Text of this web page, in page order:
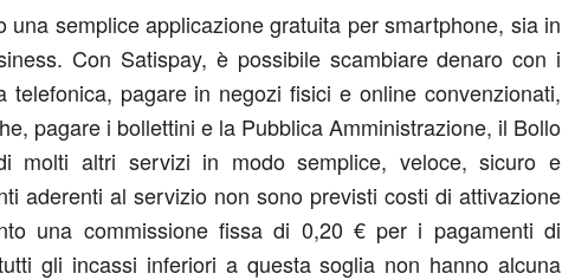
una semplice applicazione gratuita per smartphone, sia in
Con Satispay, è possibile scambiare denaro con i
telefonica, pagare in negozi fisici e online convenzionati,
pagare i bollettini e la Pubblica Amministrazione, il Bollo
molti altri servizi in modo semplice, veloce, sicuro e
aderenti al servizio non sono previsti costi di attivazione
una commissione fissa di 0,20 € per i pagamenti di
gli incassi inferiori a questa soglia non hanno alcuna